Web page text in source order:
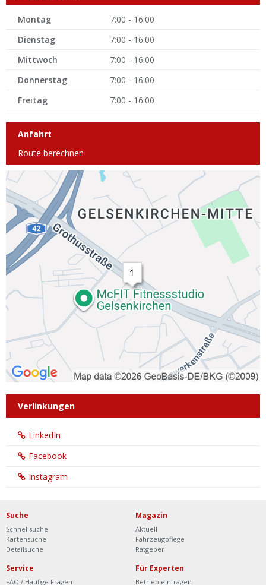
Montag
7:00 - 16:00
Dienstag
7:00 - 16:00
Mittwoch
7:00 - 16:00
Donnerstag
7:00 - 16:00
Freitag
7:00 - 16:00
Anfahrt
Route berechnen
Verlinkungen
LinkedIn
Facebook
Instagram
Suche
Schnellsuche
Kartensuche
Detailsuche
Magazin
Aktuell
Fahrzeugpflege
Ratgeber
Service
FAQ / Häufige Fragen
Für Experten
Betrieb eintragen